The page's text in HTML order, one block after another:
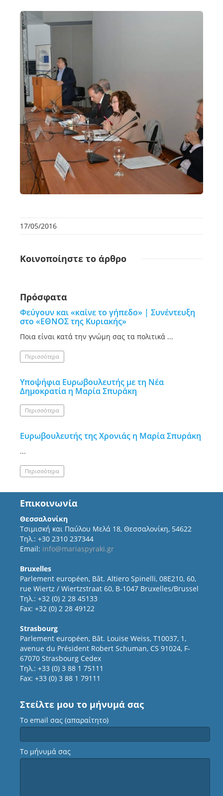
17/05/2016
Κοινοποίηστε το άρθρο
Πρόσφατα
Φεύγουν και «καίνε το γήπεδο» | Συνέντευξη
στο «ΕΘΝΟΣ της Κυριακής»
Ποια είναι κατά την γνώμη σας τα πολιτικά ...
Περισσότερα
Υποψήφια Ευρωβουλευτής με τη Νέα
Δημοκρατία η Μαρία Σπυράκη
Περισσότερα
Ευρωβουλευτής της Χρονιάς η Μαρία Σπυράκη
...
Περισσότερα
Επικοινωνία
Θεσσαλονίκη
Τσιμισκή και Παύλου Μελά 18, Θεσσαλονίκη, 54622
Τηλ.: +30 2310 237344
Email: info@mariaspyraki.gr
Bruxelles
Parlement européen, Bât. Altiero Spinelli, 08E210, 60,
rue Wiertz / Wiertzstraat 60, B-1047 Bruxelles/Brussel
Τηλ.: +32 (0) 2 28 45133
Fax: +32 (0) 2 28 49122
Strasbourg
Parlement européen, Bât. Louise Weiss, T10037, 1,
avenue du Président Robert Schuman, CS 91024, F-
67070 Strasbourg Cedex
Τηλ.: +33 (0) 3 88 1 75111
Fax: +33 (0) 3 88 1 79111
Στείλτε μου το μήνυμά σας
Το email σας (απαραίτητο)
Το μήνυμά σας